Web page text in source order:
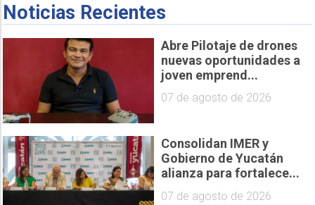
Noticias Recientes
Abre Pilotaje de drones
nuevas oportunidades a
joven emprend...
07 de agosto de 2026
Consolidan IMER y
Gobierno de Yucatán
alianza para fortalece...
07 de agosto de 2026